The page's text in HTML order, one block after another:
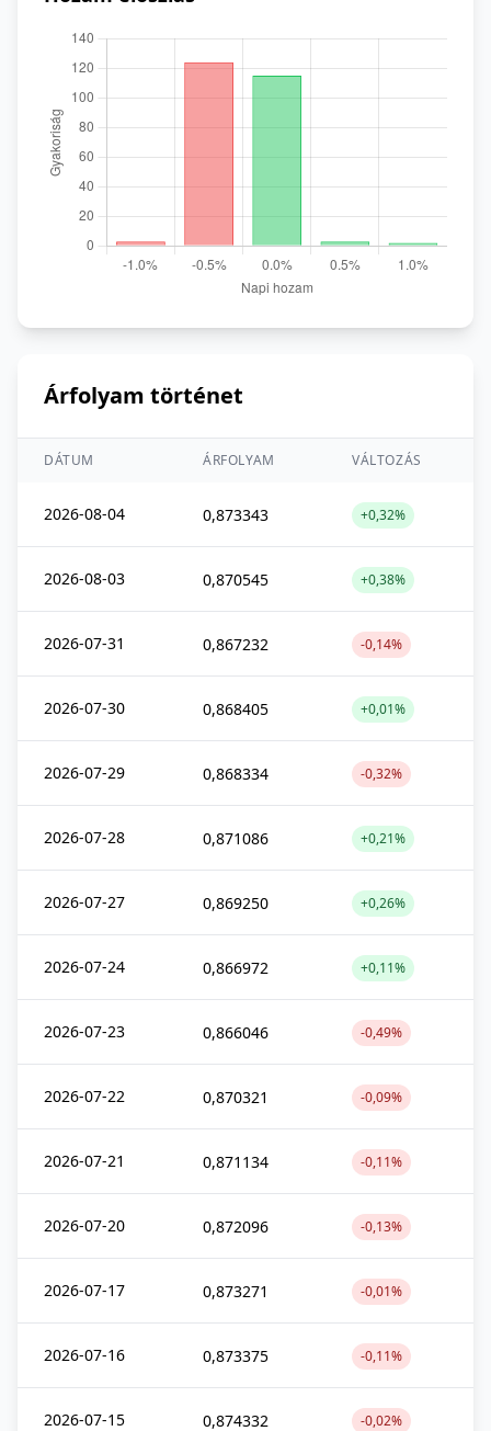
Árfolyam történet
DÁTUM ÁRFOLYAM VÁLTOZÁS
2026-08-04 0,873343 +0,32%
2026-08-03 0,870545 +0,38%
2026-07-31 0,867232 -0,14%
2026-07-30 0,868405 +0,01%
2026-07-29 0,868334 -0,32%
2026-07-28 0,871086 +0,21%
2026-07-27 0,869250 +0,26%
2026-07-24 0,866972 +0,11%
2026-07-23 0,866046 -0,49%
2026-07-22 0,870321 -0,09%
2026-07-21 0,871134 -0,11%
2026-07-20 0,872096 -0,13%
2026-07-17 0,873271 -0,01%
2026-07-16 0,873375 -0,11%
2026-07-15 0,874332 -0,02%